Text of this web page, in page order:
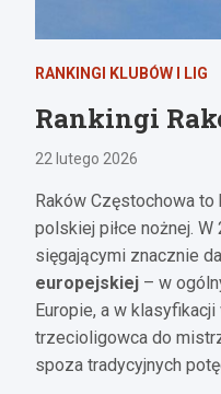
RANKINGI KLUBÓW I LIG
Rankingi
22 lutego 2026
Raków Częstochowa
polskiej piłce nożnej.
sięgającymi znacznie
europejskiej – w
Europie, a w
trzecioligowca do
spoza tradycyjnych